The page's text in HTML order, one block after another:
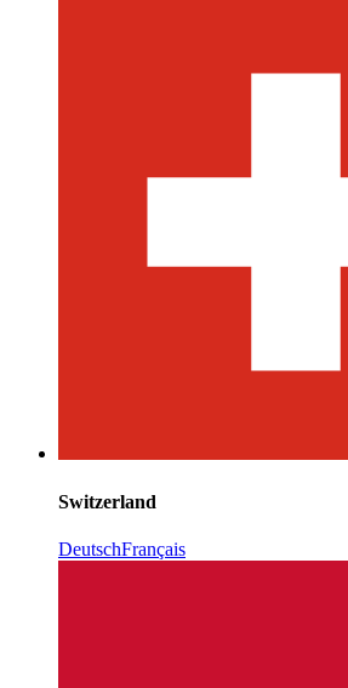
Switzerland
DeutschFrançais